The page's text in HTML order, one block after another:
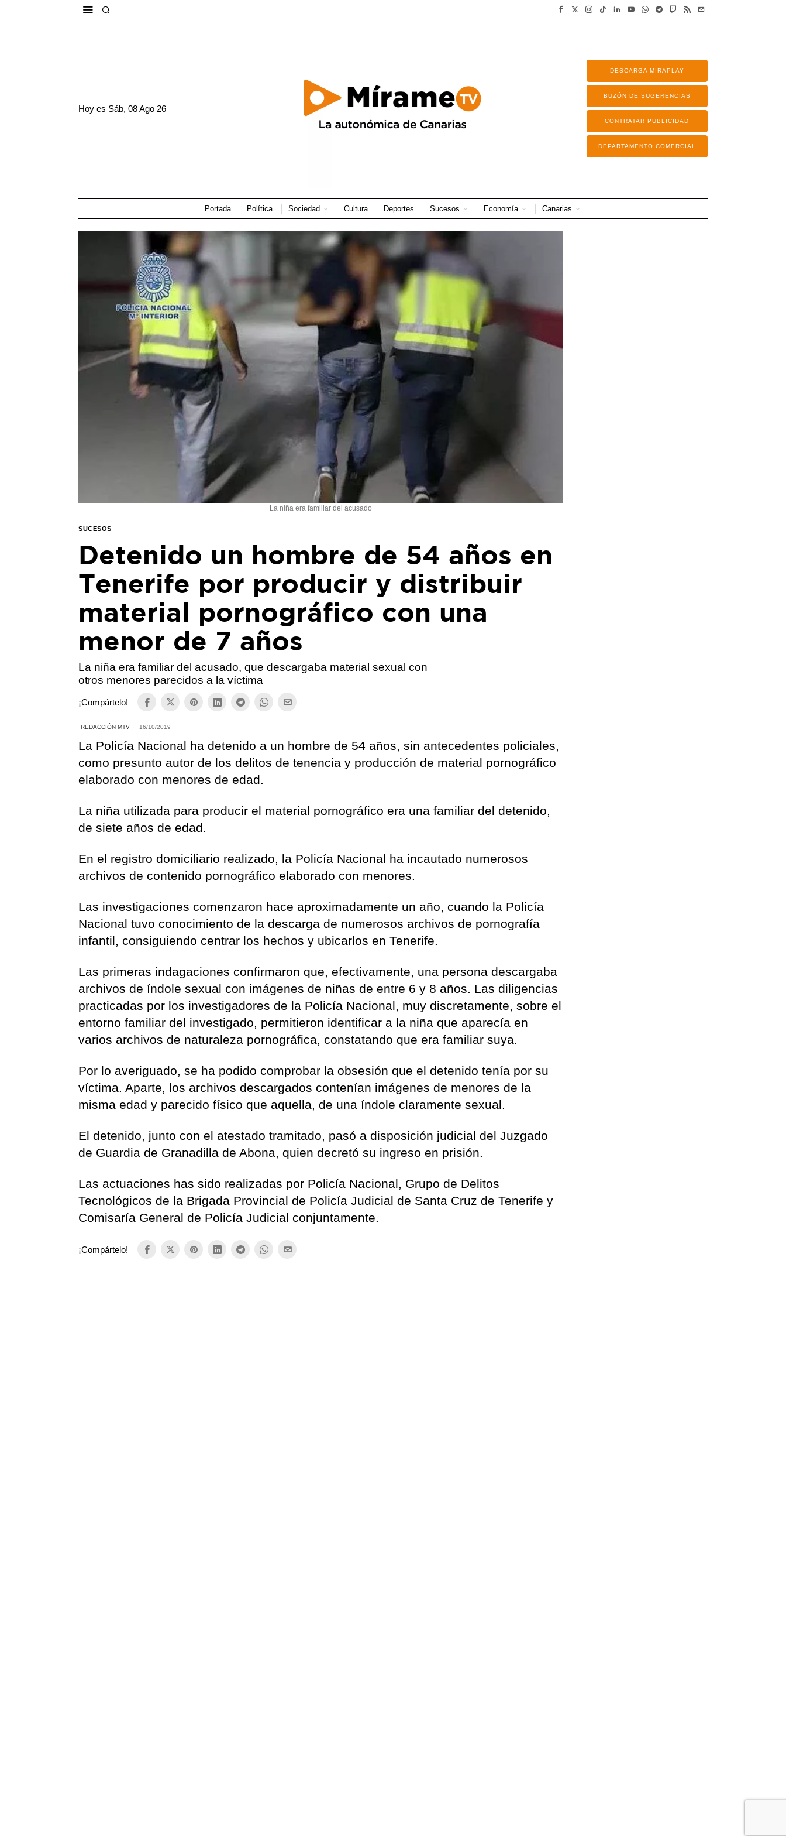
Hoy es Sáb, 08 Ago 26
DESCARGA MIRAPLAY
BUZÓN DE SUGERENCIAS
CONTRATAR PUBLICIDAD
DEPARTAMENTO COMERCIAL
Portada Política Sociedad Cultura Deportes Sucesos Economía Canarias
La niña era familiar del acusado
SUCESOS
Detenido un hombre de 54 años en
Tenerife por producir y distribuir
material pornográfico con una
menor de 7 años
La niña era familiar del acusado, que descargaba material sexual con
otros menores parecidos a la víctima
¡Compártelo!
REDACCIÓN MTV 16/10/2019
La Policía Nacional ha detenido a un hombre de 54 años, sin antecedentes policiales,
como presunto autor de los delitos de tenencia y producción de material pornográfico
elaborado con menores de edad.
La niña utilizada para producir el material pornográfico era una familiar del detenido,
de siete años de edad.
En el registro domiciliario realizado, la Policía Nacional ha incautado numerosos
archivos de contenido pornográfico elaborado con menores.
Las investigaciones comenzaron hace aproximadamente un año, cuando la Policía
Nacional tuvo conocimiento de la descarga de numerosos archivos de pornografía
infantil, consiguiendo centrar los hechos y ubicarlos en Tenerife.
Las primeras indagaciones confirmaron que, efectivamente, una persona descargaba
archivos de índole sexual con imágenes de niñas de entre 6 y 8 años. Las diligencias
practicadas por los investigadores de la Policía Nacional, muy discretamente, sobre el
entorno familiar del investigado, permitieron identificar a la niña que aparecía en
varios archivos de naturaleza pornográfica, constatando que era familiar suya.
Por lo averiguado, se ha podido comprobar la obsesión que el detenido tenía por su
víctima. Aparte, los archivos descargados contenían imágenes de menores de la
misma edad y parecido físico que aquella, de una índole claramente sexual.
El detenido, junto con el atestado tramitado, pasó a disposición judicial del Juzgado
de Guardia de Granadilla de Abona, quien decretó su ingreso en prisión.
Las actuaciones has sido realizadas por Policía Nacional, Grupo de Delitos
Tecnológicos de la Brigada Provincial de Policía Judicial de Santa Cruz de Tenerife y
Comisaría General de Policía Judicial conjuntamente.
¡Compártelo!